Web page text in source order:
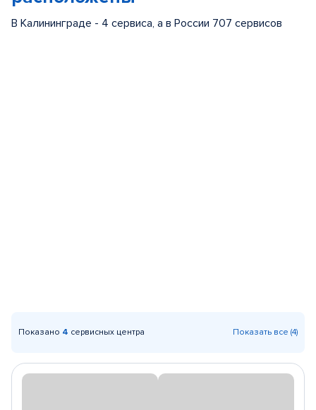
В Калининграде - 4 сервиса, а в России 707 сервисов
Показано 4 сервисных центра Показать все (4)